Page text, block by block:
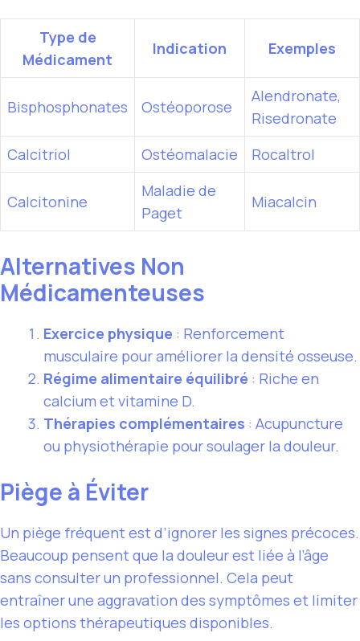
Type de
Médicament
Indication Exemples
Bisphosphonates Ostéoporose
Alendronate,
Risedronate
Calcitriol
Ostéomalacie Rocaltrol
Calcitonine
Maladie de
Paget
Miacalcin
Alternatives Non
Médicamenteuses
Exercice physique : Renforcement
musculaire pour améliorer la densité osseuse.
Régime alimentaire équilibré : Riche en
calcium et vitamine D.
Thérapies complémentaires : Acupuncture
ou physiothérapie pour soulager la douleur.
Piège à Éviter
Un piège fréquent est d’ignorer les signes précoces.
Beaucoup pensent que la douleur est liée à l’âge
sans consulter un professionnel. Cela peut
entraîner une aggravation des symptômes et limiter
les options thérapeutiques disponibles.